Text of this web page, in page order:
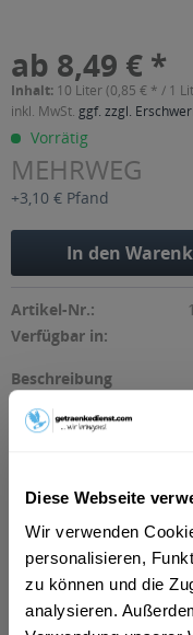
Diese Webseite
Wir verwenden
personalisieren,
zu können und die
analysieren.
ab 8,49 € *
Inhalt: 10 Liter (0,85 € * / 1
inkl. MwSt. ggf. zzgl.
Vorrätig
MEHRWEG
+3,10 € Pfand
In den
Artikel-Nr.:
Verfügbar in:
Beschreibung
"Seit 1867 erfrischen
Zeit, diese Tradition mit
"Seit 1867 erfrischen
Zeit, diese Tradition
Die neu gestalteten
fast 150 Jahren
Geschichte mit jedem